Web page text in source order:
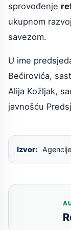
sprovođenje
ukupnom
savezom.
U ime
Bećirovića,
Alija Kožljak,
javnošću
Izvor: Agencije